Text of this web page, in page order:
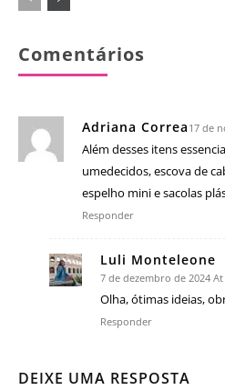
Comentários
Adriana Correa 17 de
Além desses itens
umedecidos, escova de
espelho mini e sacolas
Responder
Luli Monteleone
7 de dezembro de 2024
Olha, ótimas ideias,
Responder
DEIXE UMA RESPOSTA